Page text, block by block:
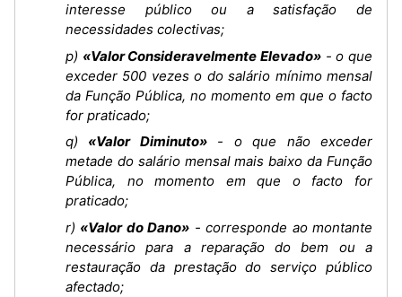
interesse público ou a satisfação de
necessidades colectivas;
p) «Valor Consideravelmente Elevado» - o que
exceder 500 vezes o do salário mínimo mensal
da Função Pública, no momento em que o facto
for praticado;
q) «Valor Diminuto»- o que não exceder
metade do salário mensal mais baixo da Função
Pública, no momento em que o facto for
praticado;
r) «Valor do Dano» - corresponde ao montante
necessário para a reparação do bem ou a
restauração da prestação do serviço público
afectado;